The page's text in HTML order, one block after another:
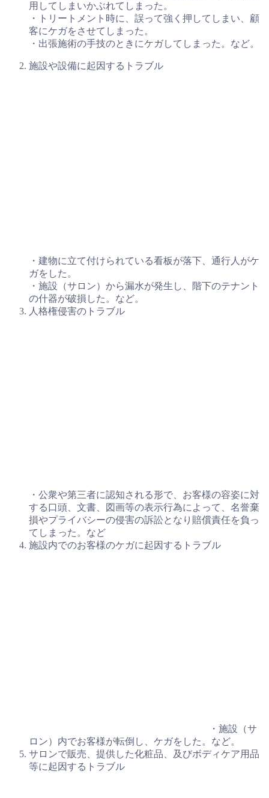
用してしまいかぶれてしまった。
・トリートメント時に、誤って強く押してしまい、顧
客にケガをさせてしまった。
・出張施術の手技のときにケガしてしまった。など。
施設や設備に起因するトラブル
・建物に立て付けられている看板が落下、通行人がケ
ガをした。
・施設（サロン）から漏水が発生し、階下のテナント
の什器が破損した。など。
人格権侵害のトラブル
・公衆や第三者に認知される形で、お客様の容姿に対
する口頭、文書、図画等の表示行為によって、名誉棄
損やプライバシーの侵害の訴訟となり賠償責任を負っ
てしまった。など
施設内でのお客様のケガに起因するトラブル
・施設（サ
ロン）内でお客様が転倒し、ケガをした。など。
サロンで販売、提供した化粧品、及びボディケア用品
等に起因するトラブル